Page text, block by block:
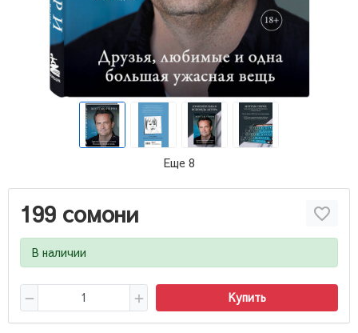
Еще 8
199 сомони
В наличии
Купить